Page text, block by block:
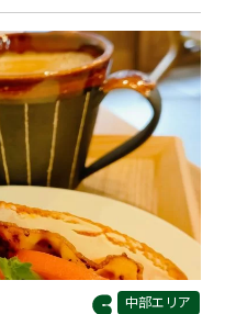
中部エリア